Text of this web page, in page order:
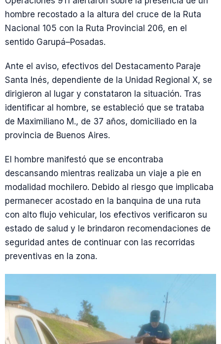
hombre recostado a la altura del cruce de la Ruta
Nacional 105 con la Ruta Provincial 206, en el
sentido Garupá–Posadas.
Ante el aviso, efectivos del Destacamento Paraje
Santa Inés, dependiente de la Unidad Regional X, se
dirigieron al lugar y constataron la situación. Tras
identificar al hombre, se estableció que se trataba
de Maximiliano M., de 37 años, domiciliado en la
provincia de Buenos Aires.
El hombre manifestó que se encontraba
descansando mientras realizaba un viaje a pie en
modalidad mochilero. Debido al riesgo que implicaba
permanecer acostado en la banquina de una ruta
con alto flujo vehicular, los efectivos verificaron su
estado de salud y le brindaron recomendaciones de
seguridad antes de continuar con las recorridas
preventivas en la zona.